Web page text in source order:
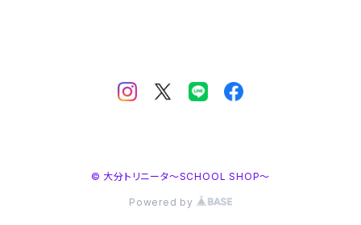
© 大分トリニータ～SCHOOL SHOP～
Powered by